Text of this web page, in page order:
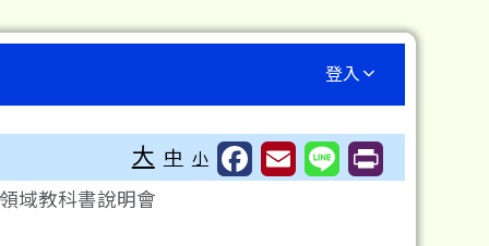
登入
⏸
大 中 小
域教科書說明會